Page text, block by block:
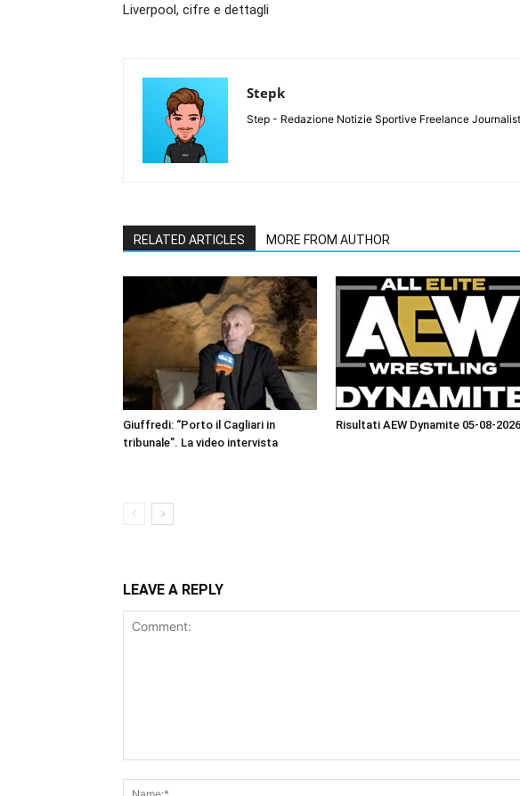
Liverpool, cifre e dettagli
Stepk
Step - Redazione Notizie Sportive Freelance Journalist
RELATED ARTICLES MORE FROM AUTHOR
Giuffredi: “Porto il Cagliari in
tribunale”. La video intervista
Risultati AEW Dynamite 05-08-2026
LEAVE A REPLY